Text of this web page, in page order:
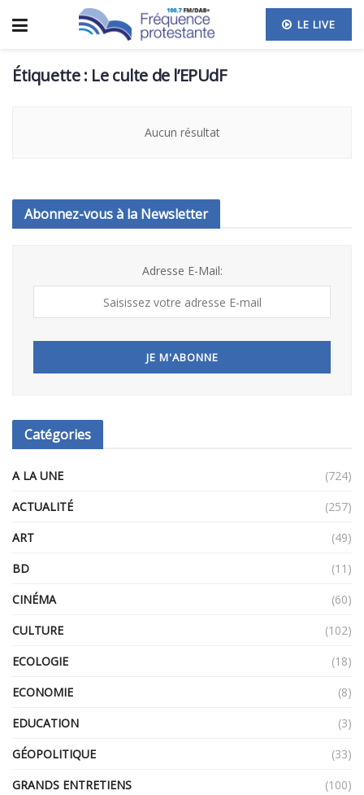
LE LIVE
Étiquette : Le culte de l’EPUdF
Aucun résultat
Abonnez-vous à la Newsletter
Adresse E-Mail:
Catégories
A LA UNE
(724)
ACTUALITÉ
(257)
ART
(49)
BD
(11)
CINÉMA
(60)
CULTURE
(102)
ECOLOGIE
(18)
ECONOMIE
(8)
EDUCATION
(3)
GÉOPOLITIQUE
(33)
GRANDS ENTRETIENS
(100)